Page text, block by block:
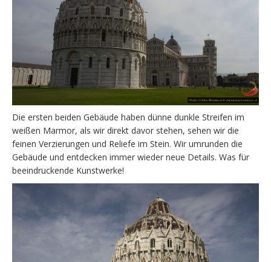
Die ersten beiden Gebäude haben dünne dunkle Streifen im
weißen Marmor, als wir direkt davor stehen, sehen wir die
feinen Verzierungen und Reliefe im Stein. Wir umrunden die
Gebäude und entdecken immer wieder neue Details. Was für
beeindruckende Kunstwerke!